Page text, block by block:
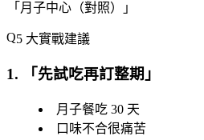
「 月子中心（對照） 」
5 大實戰建議
1. 「 先試吃再訂整期 」
月子餐吃 30 天
口味不合很痛苦